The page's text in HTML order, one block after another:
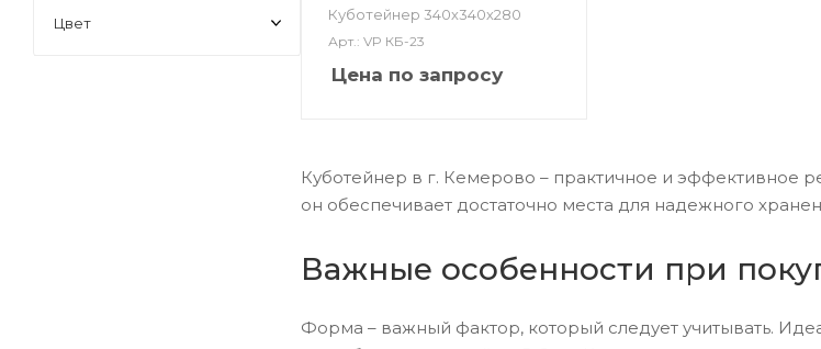
Куботейнер 340х340х280
Арт.: VP КБ-23
Цена по запросу
Куботейнер в г. Кемерово – практичное и эффективное
он обеспечивает достаточно места для надежного
Важные особенности при
Форма – важный фактор, который следует учитывать.
Цвет